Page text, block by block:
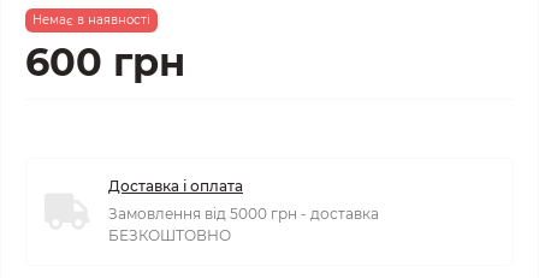
Немає в наявності
600 грн
Доставка і оплата
Замовлення від 5000 грн - доставка
БЕЗКОШТОВНО